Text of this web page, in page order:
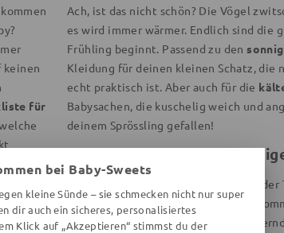
keinen
für
Ach, ist das nicht schön? Die Vögel
es wird immer wärmer. Endlich sind die
Frühling beginnt. Passend zu den
Kleidung für deinen kleinen Schatz, die
echt praktisch ist. Aber auch für die
Babysachen, die kuschelig weich und
deinem Sprössling gefallen!
Für jeden Anlass den
Babys erstes Weihnachten steht vor
Geburtstagsfeier an einem warmen
optimalen Outfits! Entdecke
bei Baby-Sweets
kleine Sünde – sie schmecken nicht nur super
dir auch ein sicheres, personalisiertes
Klick auf „Akzeptieren“ stimmst du der